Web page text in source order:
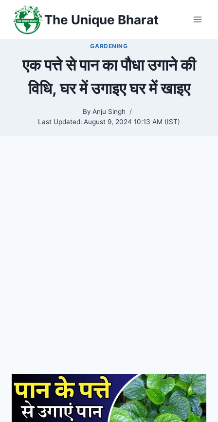
content
The Unique Bharat
GARDENING
एक पत्ते से पान का पौधा उगाने की
विधि, घर में उगाइए घर में खाइए
By Anju Singh
Last Updated: August 9, 2024 10:13 AM (IST)